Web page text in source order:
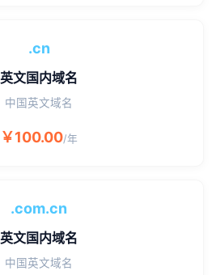
.cn
英文国内域名
中国英文域名
￥100.00/年
.com.cn
英文国内域名
中国英文域名